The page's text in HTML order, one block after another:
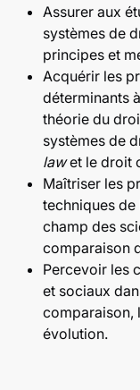
Assurer aux
systèmes de
principes et
Acquérir les
déterminants
théorie du
systèmes de
lawet le droit
Maîtriser les
techniques
champ des
comparaison
Percevoir les
et sociaux
comparaison,
évolution.